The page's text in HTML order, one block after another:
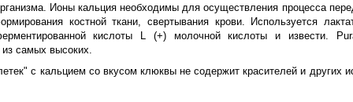
Ионы кальция необходимы для осуществления процесса
костной ткани, свертывания крови. Используется
кислоты L (+) молочной кислоты и извести.
из самых высоких.
с кальцием со вкусом клюквы не содержит красителей и других